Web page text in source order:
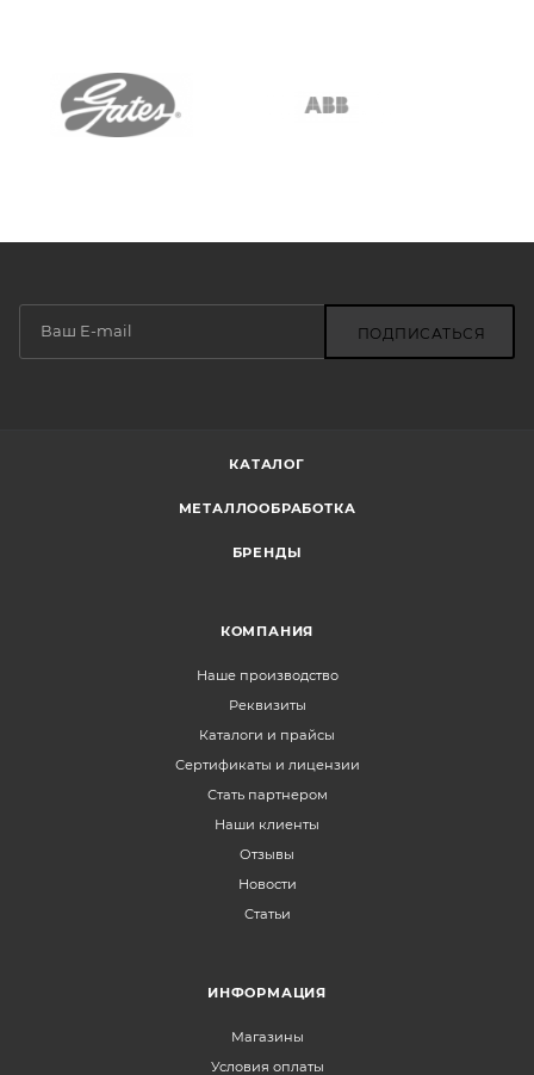
ПОДПИСАТЬСЯ
КАТАЛОГ
МЕТАЛЛООБРАБОТКА
БРЕНДЫ
КОМПАНИЯ
Наше производство
Реквизиты
Каталоги и прайсы
Сертификаты и лицензии
Стать партнером
Наши клиенты
Отзывы
Новости
Статьи
ИНФОРМАЦИЯ
Магазины
Условия оплаты